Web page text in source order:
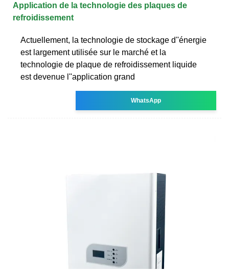
Application de la technologie des plaques de
refroidissement
Actuellement, la technologie de stockage d''énergie
est largement utilisée sur le marché et la
technologie de plaque de refroidissement liquide
est devenue l''application grand
WhatsApp